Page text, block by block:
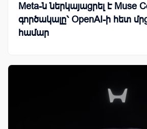
Meta-ն ներկայացրել է Muse
գործակալը՝ OpenAI-ի հետ
համար